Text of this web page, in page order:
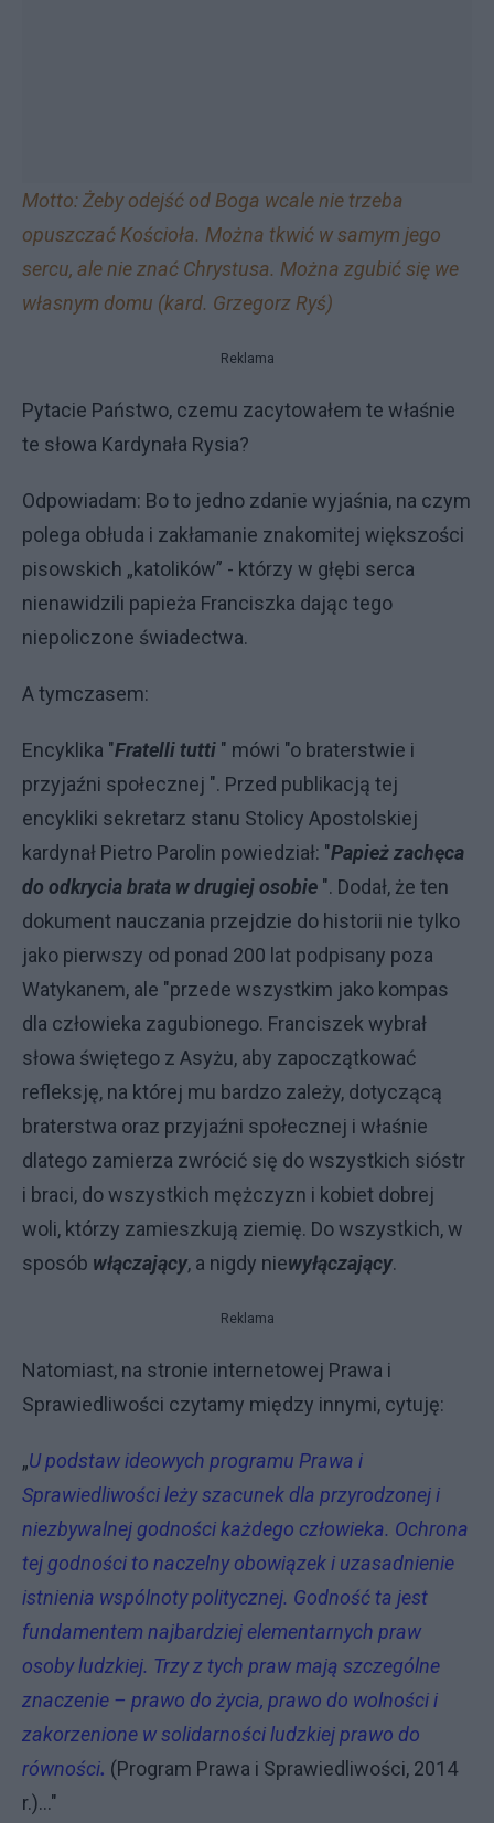
Motto: Żeby odejść od Boga wcale nie trzeba
opuszczać Kościoła. Można tkwić w samym jego
sercu, ale nie znać Chrystusa. Można zgubić się we
własnym domu (kard. Grzegorz Ryś)
Reklama
Pytacie Państwo, czemu zacytowałem te właśnie
te słowa Kardynała Rysia?
Odpowiadam: Bo to jedno zdanie wyjaśnia, na czym
polega obłuda i zakłamanie znakomitej większości
pisowskich „katolików” - którzy w głębi serca
nienawidzili papieża Franciszka dając tego
niepoliczone świadectwa.
A tymczasem:
Encyklika "Fratelli tutti " mówi "o braterstwie i
przyjaźni społecznej ". Przed publikacją tej
encykliki sekretarz stanu Stolicy Apostolskiej
kardynał Pietro Parolin powiedział: "Papież zachęca
do odkrycia brata w drugiej osobie ". Dodał, że ten
dokument nauczania przejdzie do historii nie tylko
jako pierwszy od ponad 200 lat podpisany poza
Watykanem, ale "przede wszystkim jako kompas
dla człowieka zagubionego. Franciszek wybrał
słowa świętego z Asyżu, aby zapoczątkować
refleksję, na której mu bardzo zależy, dotyczącą
braterstwa oraz przyjaźni społecznej i właśnie
dlatego zamierza zwrócić się do wszystkich sióstr
i braci, do wszystkich mężczyzn i kobiet dobrej
woli, którzy zamieszkują ziemię. Do wszystkich, w
sposób włączający, a nigdy niewyłączający.
Reklama
Natomiast, na stronie internetowej Prawa i
Sprawiedliwości czytamy między innymi, cytuję:
„U podstaw ideowych programu Prawa i
Sprawiedliwości leży szacunek dla przyrodzonej i
niezbywalnej godności każdego człowieka. Ochrona
tej godności to naczelny obowiązek i uzasadnienie
istnienia wspólnoty politycznej. Godność ta jest
fundamentem najbardziej elementarnych praw
osoby ludzkiej. Trzy z tych praw mają szczególne
znaczenie – prawo do życia, prawo do wolności i
zakorzenione w solidarności ludzkiej prawo do
równości. (Program Prawa i Sprawiedliwości, 2014
r.)..."